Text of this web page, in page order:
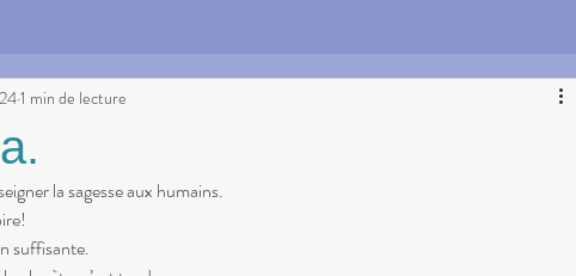
1 min de lecture
la sagesse aux humains.
suffisante.